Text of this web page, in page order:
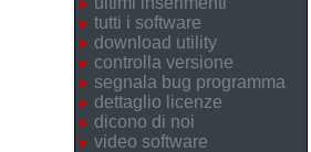
tutti i software
download utility
controlla versione
segnala bug programma
dettaglio licenze
dicono di noi
video software